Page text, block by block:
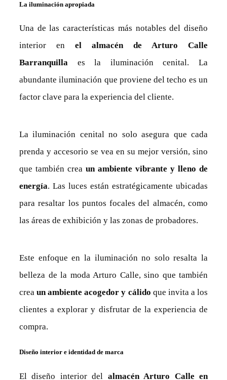
La iluminación apropiada
Una de las características más notables del diseño
interior en el almacén de Arturo Calle
Barranquilla es la iluminación cenital. La
abundante iluminación que proviene del techo es un
factor clave para la experiencia del cliente.
La iluminación cenital no solo asegura que cada
prenda y accesorio se vea en su mejor versión, sino
que también crea un ambiente vibrante y lleno de
energía. Las luces están estratégicamente ubicadas
para resaltar los puntos focales del almacén, como
las áreas de exhibición y las zonas de probadores.
Este enfoque en la iluminación no solo resalta la
belleza de la moda Arturo Calle, sino que también
creaun ambiente acogedor y cálido que invita a los
clientes a explorar y disfrutar de la experiencia de
compra.
Diseño interior e identidad de marca
El diseño interior del almacén Arturo Calle en